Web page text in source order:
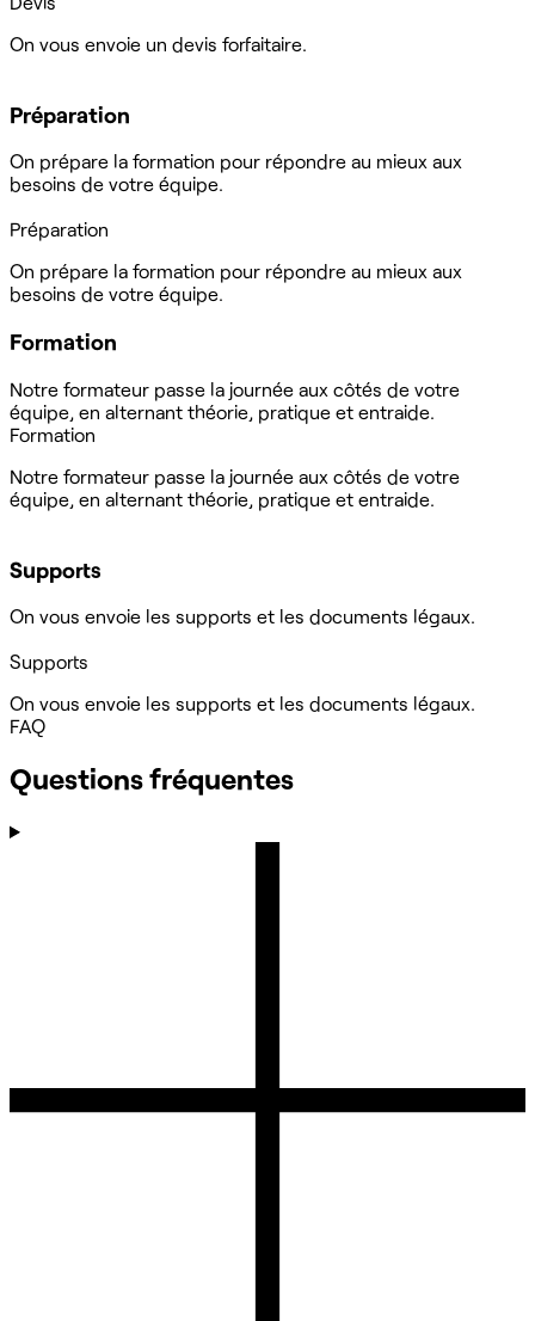
On vous envoie un devis forfaitaire.
Préparation
On prépare la formation pour répondre au mieux aux
besoins de votre équipe.
Préparation
On prépare la formation pour répondre au mieux aux
besoins de votre équipe.
Formation
Notre formateur passe la journée aux côtés de votre
équipe, en alternant théorie, pratique et entraide.
Formation
Notre formateur passe la journée aux côtés de votre
équipe, en alternant théorie, pratique et entraide.
Supports
On vous envoie les supports et les documents légaux.
Supports
On vous envoie les supports et les documents légaux.
FAQ
Questions fréquentes